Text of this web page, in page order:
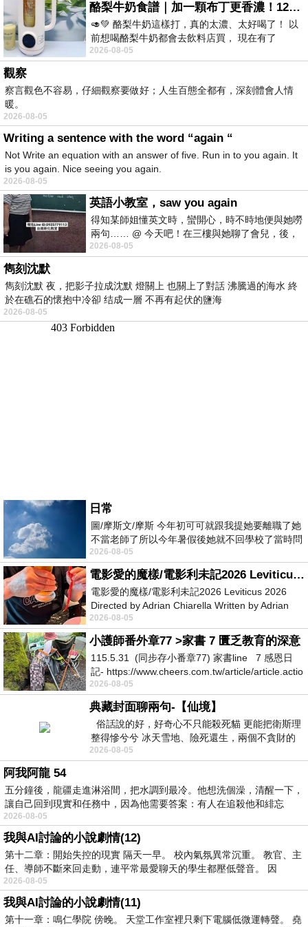
酪梨牛奶食譜｜加一顆布丁更香濃！120秒完成飲料店級酪梨奶昔｜imami 旗艦豆漿機
🥑💚 酪梨牛奶這樣打，真的太濃、太好喝了！ 以
前想喝酪梨牛奶都會去飲料店買， 現在有了
imami 健康煮藝｜旗艦破壁智慧養生豆漿機，
2026-08-05
觀察
察言觀色不容易，仔細觀察要做好；人生百態全都有，深刻體會人情
暖。
2026-08-05
Writing a sentence with the word “again “
Not Write an equation with an answer of five. Run in to you again. It
is you again. Nice seeing you again.
2026-08-05
英語小教室，saw you again
得知某師姐懂英文時，蠻開心，時不時地便與她嘮
兩句…… @ 今天吧！在三樓與她聊了會兒，後，
下二樓居然又撞到她，於是
2026-08-05
雋刻沈默
雋刻沈默 夜，把影子拉成沈默 燈關上 也關上了對話 沸騰過的海水 終
於在礁石的懷抱中冷卻 结成一層 不再有起伏的鹽海
2026-08-05
日常
圖/摩斯文/摩斯 今年初可可就跟我提她要離職了她
不當老師了所以今年暑假後她就不回學校了當時問
她不是很喜歡幼幼班的小朋友嗎捨得不
2026-08-05
電影愛的魔樣/電影利未記2026 Leviticus 2026
電影愛的魔樣/電影利未記2026 Leviticus 2026
Directed by Adrian Chiarella Written by Adrian
Chiarella Starring Joe Bird
2026-08-05
小護師番外章77 >家書 7 匱乏教育的深意
115.5.31 (同步存小番章77) 家書line 7 感恩日
記- https://www.cheers.com.tw/article/article.actio
2026-08-05
典藏封面聊兩句-【仙境】
俗話說的好，好奇心不只能殺死貓 更能把衛斯理
整得慘兮兮 冰天雪地、險死還生，兩個不貪財的
人尋什麼寶？ 人家追尋愛情還
2026-08-05
阿我阿龍 54
五分鐘後，龍疆走進淋浴間，把水調到最冷。他想洗個澡，清醒一下，
讓自己回到現實和任務中，因為他需要答案：有人在追殺他和緋忘
2026-08-05
我與AI討論的小說劇情(12)
第十二章：開始失控的現實 隔天一早。 校內氣氛異常沉重。 教官、主
任、導師不斷來回走動，連平常最愛聊天的學生都壓低聲音。 因
2026-08-05
我與AI討論的小說劇情(11)
第十一章：鳴仁學院 傍晚。 天堂工作室裡只剩下電腦低微運轉聲。 堯